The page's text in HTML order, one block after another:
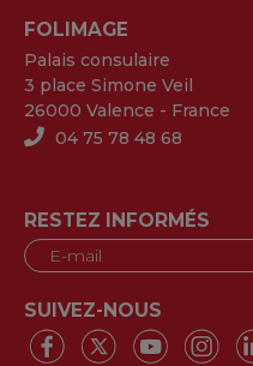
FOLIMAGE
Palais consulaire
3 place Simone Veil
26000 Valence - France
04 75 78 48 68
RESTEZ INFORMÉS
SUIVEZ-NOUS